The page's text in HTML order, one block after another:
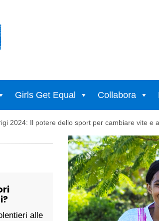
Girls Get Equal Collabora
2024: Il potere dello sport per cambiare vite e
alle